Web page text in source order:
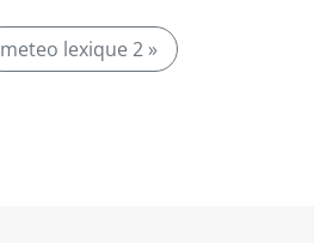
meteo lexique 2 »